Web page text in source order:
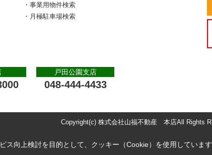
・事業用物件検索
・月極駐車場検索
戸田公園支店
048-444-4433
Copyright(c) 株式会社山福不動産 本店All Rights
ス向上検討を目的として、クッキー（Cookie）を使用しています